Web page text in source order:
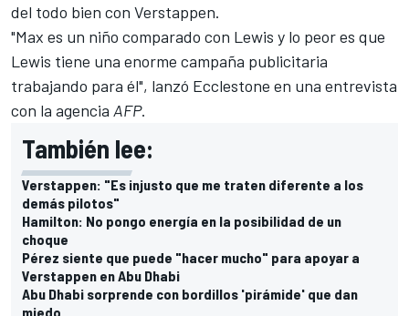
del todo bien con Verstappen.
"Max es un niño comparado con Lewis y lo peor es que
Lewis tiene una enorme campaña publicitaria
trabajando para él", lanzó Ecclestone en una entrevista
con la agencia AFP.
También lee:
Verstappen: "Es injusto que me traten diferente a los
demás pilotos"
Hamilton: No pongo energía en la posibilidad de un
choque
Pérez siente que puede "hacer mucho" para apoyar a
Verstappen en Abu Dhabi
Abu Dhabi sorprende con bordillos 'pirámide' que dan
miedo